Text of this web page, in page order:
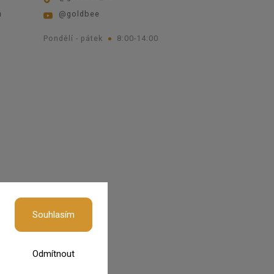
Odmítnout
Souhlasím
@goldbee
Pondělí - pátek 8:00-14:00